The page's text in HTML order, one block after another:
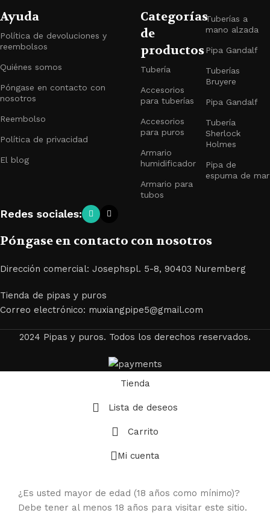
Ayuda
Política de devoluciones y
reembolsos
Quiénes somos
Póngase en contacto con
nosotros
Reembolso
Política de privacidad
El blog
Categorías
de
productos
Tubería
Accesorios
para tuberías
Accesorios
para puros
Armario
humidificador
Armario para
tubos
Tuberías a
mano alzada
Pipa Gandalf
Tuberías
Bruyere
Pipa Gandalf
Tubería
Sherlock
Holmes
Pipa de
espuma de mar
Redes sociales:
Póngase en contacto con nosotros
Dirección comercial: Josephspl. 5-8, 90403 Nuremberg
Tienda de pipas y puros
Correo electrónico: muxiangpipe5@gmail.com
2024 Pipas y puros. Todos los derechos reservados.
Tienda
Lista de deseos
Carrito
Mi cuenta
¿Es usted mayor de edad (18 años como mínimo)?
Debe tener al menos 18 años para visitar este sitio.